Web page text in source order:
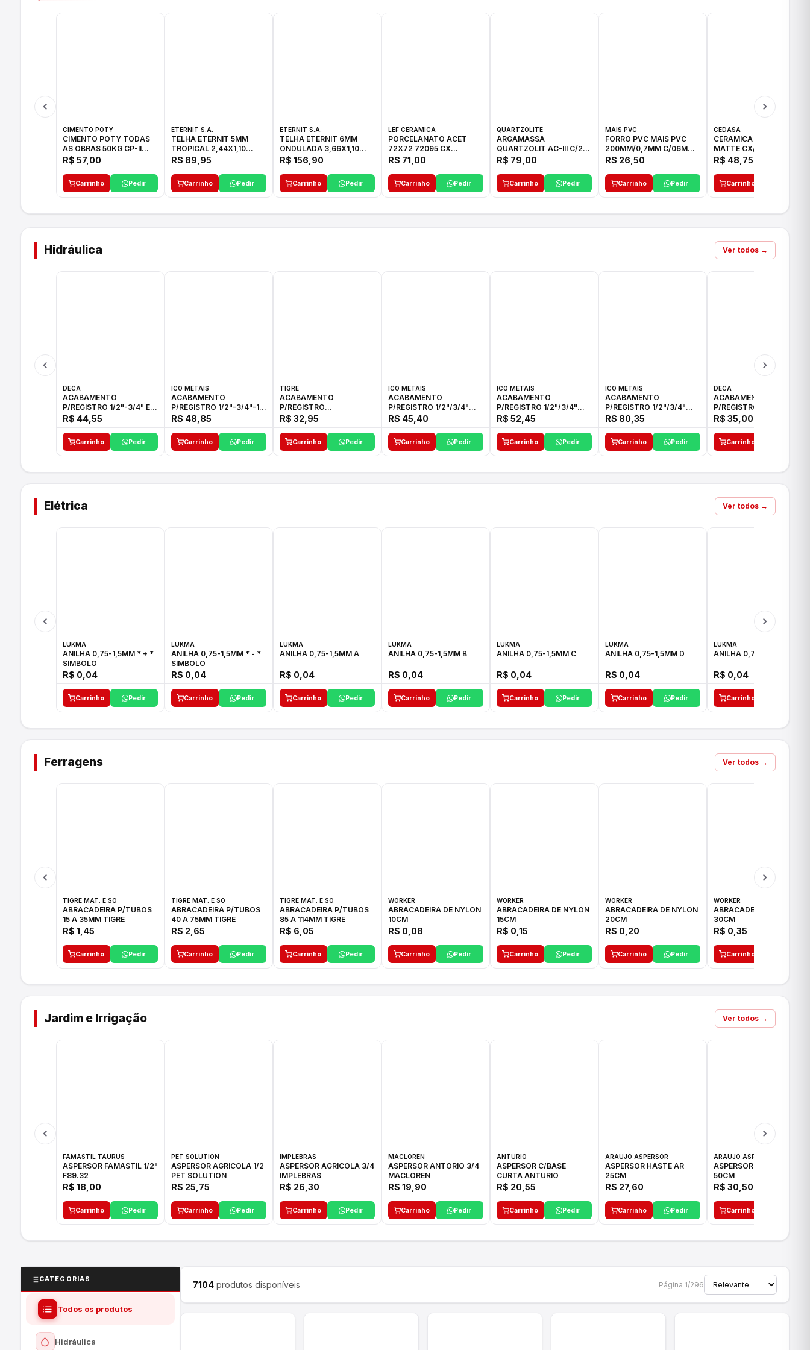
CIMENTO POTY
CIMENTO POTY TODAS
AS OBRAS 50KG CP-II
F/32
R$ 57,00
Carrinho Pedir
ETERNIT S.A.
TELHA ETERNIT 5MM
TROPICAL 2,44X1,10
27,10KG
R$ 89,95
Carrinho Pedir
ETERNIT S.A.
TELHA ETERNIT 6MM
ONDULADA 3,66X1,10
48,80KG
R$ 156,90
Carrinho Pedir
LEF CERAMICA
PORCELANATO ACET
72X72 72095 CX
C/2,59M2
R$ 71,00
Carrinho Pedir
QUARTZOLITE
ARGAMASSA
QUARTZOLIT AC-III C/20
KG
R$ 79,00
Carrinho Pedir
MAIS PVC
FORRO PVC MAIS PVC
200MM/0,7MM C/06M
BRANCO
R$ 26,50
Carrinho Pedir
CEDASA
CERAMICA TORONTO
MATTE CX/2,28M2
75,5X75,5 LD
R$ 48,75
Carrinho
Hidráulica Ver todos →
DECA
ACABAMENTO
P/REGISTRO 1/2"-3/4" E
1"C21.PQ DECA
R$ 44,55
Carrinho Pedir
ICO METAIS
ACABAMENTO
P/REGISTRO 1/2"-3/4"-1"
ACB M CS 33 ICO
R$ 48,85
Carrinho Pedir
TIGRE
ACABAMENTO
P/REGISTRO
1/2"-3/4"-1"ELLA CROSS
R$ 32,95
Carrinho Pedir
ICO METAIS
ACABAMENTO
P/REGISTRO 1/2"/3/4"
1416 ACB 33 E ICO
R$ 45,40
Carrinho Pedir
ICO METAIS
ACABAMENTO
P/REGISTRO 1/2"/3/4"
1416 C-50 ICO
R$ 52,45
Carrinho Pedir
ICO METAIS
ACABAMENTO
P/REGISTRO 1/2"/3/4"
ACB CS ALV E ICO
R$ 80,35
Carrinho Pedir
DECA
ACABAMENTO
P/REGISTRO 1/2"/3/4" C-
35 DECA
R$ 35,00
Carrinho
Elétrica Ver todos →
LUKMA
ANILHA 0,75-1,5MM * + *
SIMBOLO
R$ 0,04
Carrinho Pedir
LUKMA
ANILHA 0,75-1,5MM * - *
SIMBOLO
R$ 0,04
Carrinho Pedir
LUKMA
ANILHA 0,75-1,5MM A
R$ 0,04
Carrinho Pedir
LUKMA
ANILHA 0,75-1,5MM B
R$ 0,04
Carrinho Pedir
LUKMA
ANILHA 0,75-1,5MM C
R$ 0,04
Carrinho Pedir
LUKMA
ANILHA 0,75-1,5MM D
R$ 0,04
Carrinho Pedir
LUKMA
ANILHA 0,75-1,5MM E
R$ 0,04
Carrinho
Ferragens Ver todos →
TIGRE MAT. E SO
ABRACADEIRA P/TUBOS
15 A 35MM TIGRE
R$ 1,45
Carrinho Pedir
TIGRE MAT. E SO
ABRACADEIRA P/TUBOS
40 A 75MM TIGRE
R$ 2,65
Carrinho Pedir
TIGRE MAT. E SO
ABRACADEIRA P/TUBOS
85 A 114MM TIGRE
R$ 6,05
Carrinho Pedir
WORKER
ABRACADEIRA DE NYLON
10CM
R$ 0,08
Carrinho Pedir
WORKER
ABRACADEIRA DE NYLON
15CM
R$ 0,15
Carrinho Pedir
WORKER
ABRACADEIRA DE NYLON
20CM
R$ 0,20
Carrinho Pedir
WORKER
ABRACADEIRA DE NYLON
30CM
R$ 0,35
Carrinho
Jardim e Irrigação Ver todos →
FAMASTIL TAURUS
ASPERSOR FAMASTIL 1/2"
F89.32
R$ 18,00
Carrinho Pedir
PET SOLUTION
ASPERSOR AGRICOLA 1/2
PET SOLUTION
R$ 25,75
Carrinho Pedir
IMPLEBRAS
ASPERSOR AGRICOLA 3/4
IMPLEBRAS
R$ 26,30
Carrinho Pedir
MACLOREN
ASPERSOR ANTORIO 3/4
MACLOREN
R$ 19,90
Carrinho Pedir
ANTURIO
ASPERSOR C/BASE
CURTA ANTURIO
R$ 20,55
Carrinho Pedir
ARAUJO ASPERSOR
ASPERSOR HASTE AR
25CM
R$ 27,60
Carrinho Pedir
ARAUJO ASPERSOR
ASPERSOR HASTE AR
50CM
R$ 30,50
Carrinho
CATEGORIAS
Todos os produtos
Hidráulica
7104produtos disponíveis Página 1/296